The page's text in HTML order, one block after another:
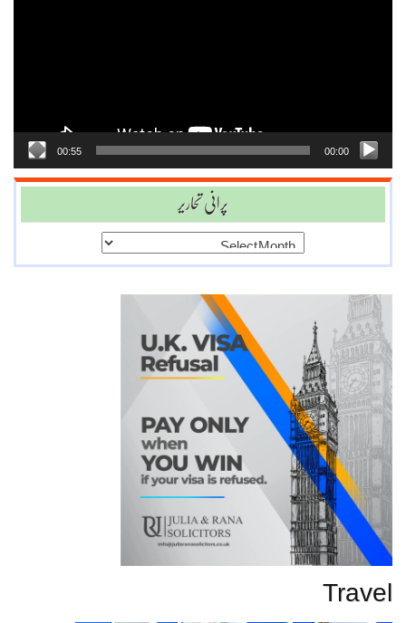
00:00
00:55
پرانی تحاریر
Travel